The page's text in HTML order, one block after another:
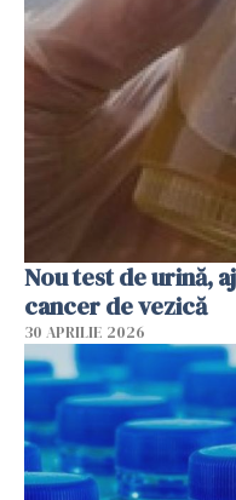
Nou test de urină,
cancer de vezică
30 APRILIE 2026